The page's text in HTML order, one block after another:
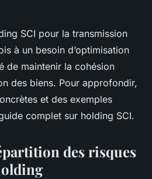
SCI pour la transmission
à un besoin d’optimisation
de maintenir la cohésion
des biens. Pour approfondir,
et des exemples
complet sur holding SCI.
des risques